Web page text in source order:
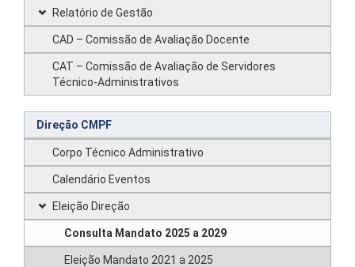
Relatório de Gestão
CAD – Comissão de Avaliação Docente
CAT – Comissão de Avaliação de Servidores
Técnico-Administrativos
Direção CMPF
Corpo Técnico Administrativo
Calendário Eventos
Eleição Direção
Consulta Mandato 2025 a 2029
Eleição Mandato 2021 a 2025